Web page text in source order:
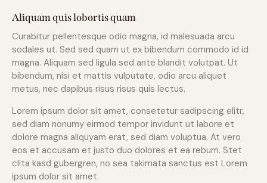
Aliquam quis lobortis quam
Curabitur pellentesque odio magna, id malesuada arcu
sodales ut. Sed sed quam ut ex bibendum commodo id id
magna. Aliquam sed ligula sed ante blandit volutpat. Ut
bibendum, nisi et mattis vulputate, odio arcu aliquet
metus, nec dapibus risus risus quis lectus.
Lorem ipsum dolor sit amet, consetetur sadipscing elitr,
sed diam nonumy eirmod tempor invidunt ut labore et
dolore magna aliquyam erat, sed diam voluptua. At vero
eos et accusam et justo duo dolores et ea rebum. Stet
clita kasd gubergren, no sea takimata sanctus est Lorem
ipsum dolor sit amet.